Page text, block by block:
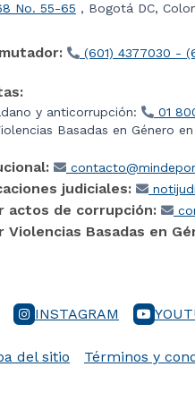
No. 55-65 , Bogotá DC,
(601) 4377030 -
y anticorrupción:
01
Basadas en Género
judiciales:
actos de corrupción:
Violencias Basadas en
INSTAGRAM
del sitio Términos y